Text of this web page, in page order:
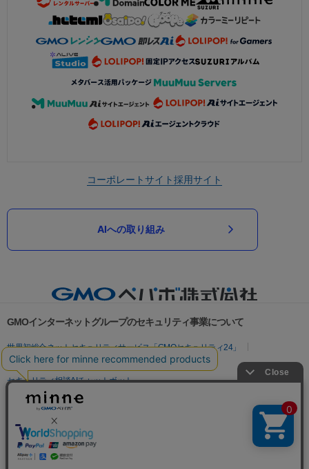
コーポレートサイト採用サイト
AIへの取り組み
GMOインターネットグループのセキュリティ事業について
世界初総合ネットセキュリティサービス「GMOセキュリティ24」
パスワード漏洩診断
Webサイトリスク診断
セキュリティ相談AIチャットボット
実在証明・盗聴対策
サイバー攻撃対策（GMO Flatt Security）
セキュリティ事業の軌跡